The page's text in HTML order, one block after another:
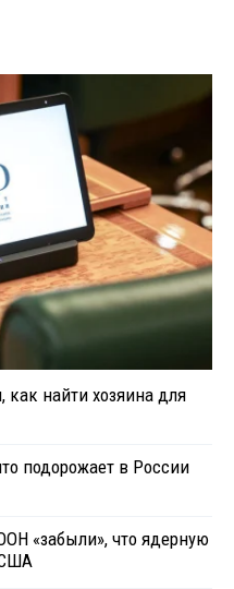
как найти хозяина для
подорожает в России
«забыли», что ядерную